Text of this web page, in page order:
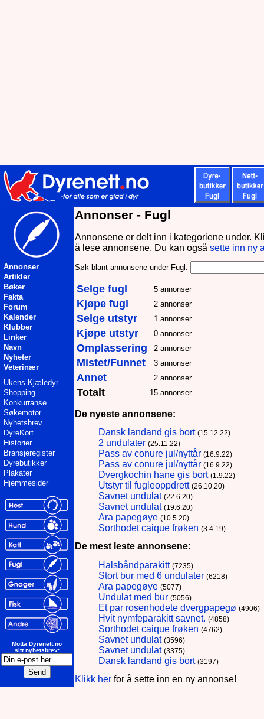
Annonser
Artikler
Bøker
Fakta
Forum
Kalender
Klubber
Linker
Navn
Nyheter
Veterinær
Ukens Kjæledyr
Shopping
Konkurranse
Søkemotor
Nyhetsbrev
DyreKort
Historier
Bransjeregister
Dyrebutikker
Plakater
Hjemmesider
Motta Dyrenett.no
sitt nyhetsbrev:
Annonser - Fugl
Annonsene er delt inn i kategoriene under.
å lese annonsene. Du kan også sette inn ny
Søk blant annonsene under Fugl:
Selge fugl 5 annonser
Kjøpe fugl 2 annonser
Selge utstyr 1 annonser
Kjøpe utstyr 0 annonser
Omplassering 2 annonser
Mistet/Funnet 3 annonser
Annet 2 annonser
Totalt 15 annonser
De nyeste annonsene:
Dansk landand gis bort (15.12.22)
2 undulater (25.11.22)
Pass av conure jul/nyttår (16.9.22)
Pass av conure jul/nyttår (16.9.22)
Dvergkochin hane gis bort (1.9.22)
Utstyr til fugleoppdrett (26.10.20)
Savnet undulat (22.6.20)
Savnet undulat (19.6.20)
Ara papegøye (10.5.20)
Sorthodet caique frøken (3.4.19)
De mest leste annonsene:
Halsbåndparakitt (7235)
Stort bur med 6 undulater (6218)
Ara papegøye (5077)
Undulat med bur (5056)
Et par rosenhodete dvergpapegø (4906)
Hvit nymfeparakitt savnet. (4858)
Sorthodet caique frøken (4762)
Savnet undulat (3596)
Savnet undulat (3375)
Dansk landand gis bort (3197)
Klikk her for å sette inn en ny annonse!